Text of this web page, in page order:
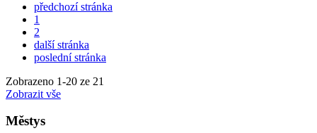
předchozí stránka
1
2
další stránka
poslední stránka
Zobrazeno 1-20 ze 21
Zobrazit vše
Městys